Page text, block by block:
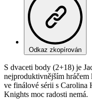
Odkaz zkopírován
S dvaceti body (2+18) je
nejproduktivnějším
ve finálové sérii s Carolina
Knights moc radosti nemá.